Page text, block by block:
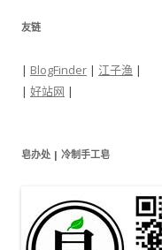
友链
| BlogFinder | 江子渔 |
| 好站网 |
皂办处 | 冷制手工皂